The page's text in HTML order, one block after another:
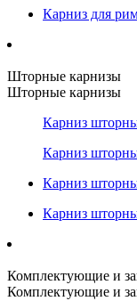
Карниз для
Шторные карнизы
Шторные карнизы
Карниз
Карниз
Карниз
Карниз
Комплектующие и
Комплектующие и